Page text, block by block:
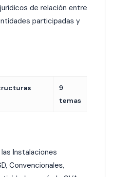
de relación entre
participadas y
9
temas
Instalaciones
Convencionales,